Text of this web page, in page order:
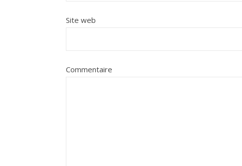
Site web
Commentaire